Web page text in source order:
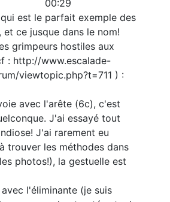
00:29
est le parfait exemple des
et ce jusque dans le nom!
grimpeurs hostiles aux
: http://www.escalade-
viewtopic.php?t=711 ) :
avec l'arête (6c), c'est
J'ai essayé tout
J'ai rarement eu
trouver les méthodes dans
photos!), la gestuelle est
l'éliminante (je suis